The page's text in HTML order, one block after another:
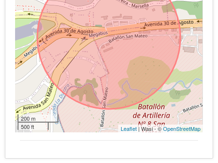
200 m
500 ft
Leaflet| Wasi - ©OpenStreetMap